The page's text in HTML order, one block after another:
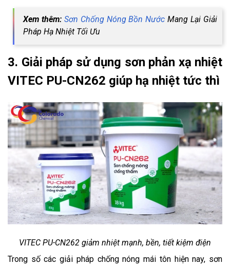
Xem thêm: Sơn Chống Nóng Bồn Nước Mang Lại Giải
Pháp Hạ Nhiệt Tối Ưu
3. Giải pháp sử dụng sơn phản xạ nhiệt
VITEC PU-CN262 giúp hạ nhiệt tức thì
VITEC PU-CN262 giảm nhiệt mạnh, bền, tiết kiệm điện
Trong số các giải pháp chống nóng mái tôn hiện nay, sơn